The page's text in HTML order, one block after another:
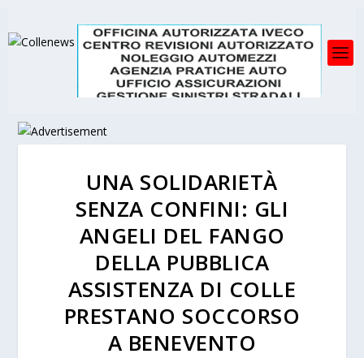
UNA SOLIDARIETÀ
SENZA CONFINI: GLI
ANGELI DEL FANGO
DELLA PUBBLICA
ASSISTENZA DI COLLE
PRESTANO SOCCORSO
A BENEVENTO